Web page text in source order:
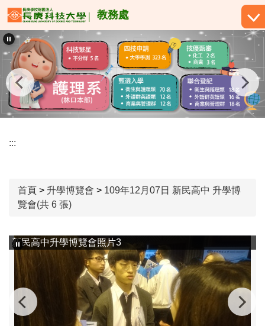
跳
到
主
要
內
容
區
教務處
:::
首頁 > 升學博覽會 > 109年12月07日 新民高中 升學博
覽會(共 6 張)
新民高中升學博覽會照片3